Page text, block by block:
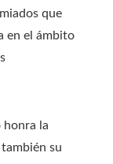
que
en el ámbito
honra la
su